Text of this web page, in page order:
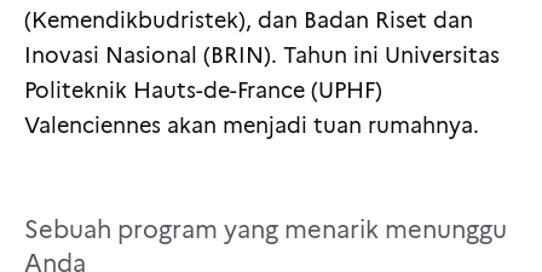
(Kemendikbudristek), dan Badan Riset dan
Inovasi Nasional (BRIN). Tahun ini Universitas
Politeknik Hauts-de-France (UPHF)
Valenciennes akan menjadi tuan rumahnya.
Sebuah program yang menarik menunggu
Anda